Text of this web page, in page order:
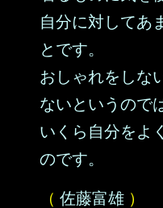
自分に対してあ
とです。
おしゃれをしな
ないというので
いくら自分をよ
のです。
（ 佐藤富雄 ）